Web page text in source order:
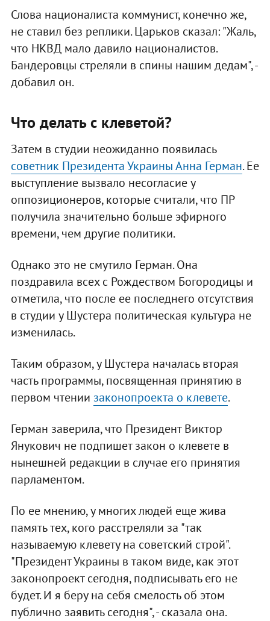
Слова националиста коммунист, конечно же,
не ставил без реплики. Царьков сказал: "Жаль,
что НКВД мало давило националистов.
Бандеровцы стреляли в спины нашим дедам", -
добавил он.
Что делать с клеветой?
Затем в студии неожиданно появилась
советник Президента Украины Анна Герман. Ее
выступление вызвало несогласие у
оппозиционеров, которые считали, что ПР
получила значительно больше эфирного
времени, чем другие политики.
Однако это не смутило Герман. Она
поздравила всех с Рождеством Богородицы и
отметила, что после ее последнего отсутствия
в студии у Шустера политическая культура не
изменилась.
Таким образом, у Шустера началась вторая
часть программы, посвященная принятию в
первом чтении законопроекта о клевете.
Герман заверила, что Президент Виктор
Янукович не подпишет закон о клевете в
нынешней редакции в случае его принятия
парламентом.
По ее мнению, у многих людей еще жива
память тех, кого расстреляли за "так
называемую клевету на советский строй".
"Президент Украины в таком виде, как этот
законопроект сегодня, подписывать его не
будет. И я беру на себя смелость об этом
публично заявить сегодня", - сказала она.